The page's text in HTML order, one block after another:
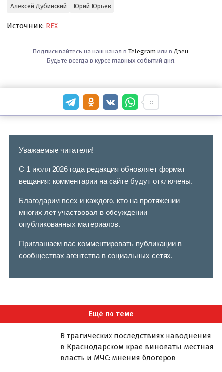
Алексей Дубинский Юрий Юрьев
Источник: REX
Подписывайтесь на наш канал в Telegram или в Дзен.
Будьте всегда в курсе главных событий дня.
Уважаемые читатели!
С 1 июля 2026 года редакция обновляет формат
вещания: комментарии на сайте будут отключены.
Благодарим всех и каждого, кто на протяжении
многих лет участвовал в обсуждении
опубликованных материалов.
Приглашаем вас комментировать публикации в
сообществах агентства в социальных сетях.
Ещё по теме
В трагических последствиях наводнения
в Краснодарском крае виноваты местная
власть и МЧС: мнения блогеров